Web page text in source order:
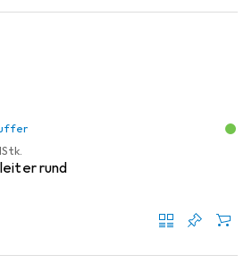
rund